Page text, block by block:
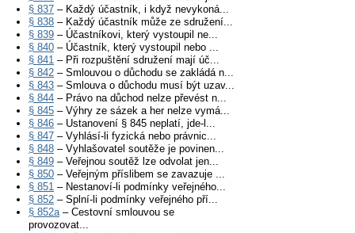
§ 837 – Každý účastník, i když nevykoná...
§ 838 – Každý účastník může ze sdružení...
§ 839 – Účastníkovi, který vystoupil ne...
§ 840 – Účastník, který vystoupil nebo ...
§ 841 – Při rozpuštění sdružení mají úč...
§ 842 – Smlouvou o důchodu se zakládá n...
§ 843 – Smlouva o důchodu musí být uzav...
§ 844 – Právo na důchod nelze převést n...
§ 845 – Výhry ze sázek a her nelze vymá...
§ 846 – Ustanovení § 845 neplatí, jde-l...
§ 847 – Vyhlásí-li fyzická nebo právnic...
§ 848 – Vyhlašovatel soutěže je povinen...
§ 849 – Veřejnou soutěž lze odvolat jen...
§ 850 – Veřejným příslibem se zavazuje ...
§ 851 – Nestanoví-li podmínky veřejného...
§ 852 – Splní-li podmínky veřejného pří...
§ 852a– Cestovní smlouvou se
provozovat...